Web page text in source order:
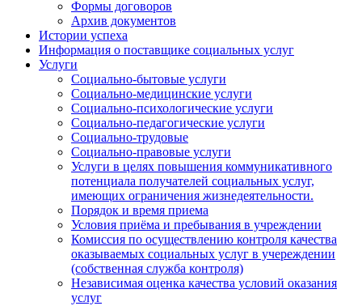
Формы договоров
Архив документов
Истории успеха
Информация о поставщике социальных услуг
Услуги
Социально-бытовые услуги
Социально-медицинские услуги
Социально-психологические услуги
Социально-педагогические услуги
Социально-трудовые
Социально-правовые услуги
Услуги в целях повышения коммуникативного
потенциала получателей социальных услуг,
имеющих ограничения жизнедеятельности.
Порядок и время приема
Условия приёма и пребывания в учреждении
Комиссия по осуществлению контроля качества
оказываемых социальных услуг в учереждении
(собственная служба контроля)
Независимая оценка качества условий оказания
услуг